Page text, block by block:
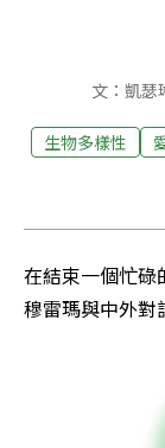
文：凱瑟
生物多樣性
在結束一個忙碌
穆雷瑪與中外對